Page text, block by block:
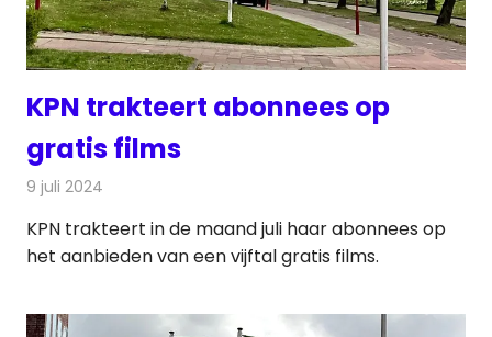
KPN trakteert abonnees op
gratis films
9 juli 2024
KPN trakteert in de maand juli haar abonnees op
het aanbieden van een vijftal gratis films.